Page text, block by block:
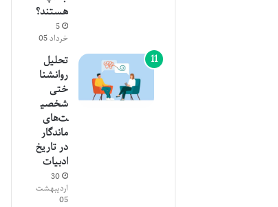
هستند؟
5
خرداد 05
تحلیل
روانشنا
ختی
شخصی
ت‌های
ماندگار
در تاریخ
ادبیات
30
اردیبهشت
05